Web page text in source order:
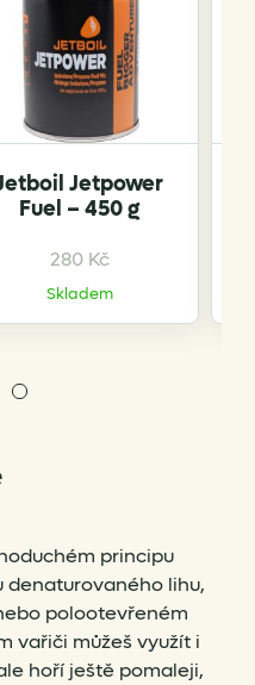
Jetpower
Fuel – 450 g
280 Kč
Skladem
principu
denaturovaného lihu,
polootevřeném
vařiči můžeš využít i
hoří ještě pomaleji,